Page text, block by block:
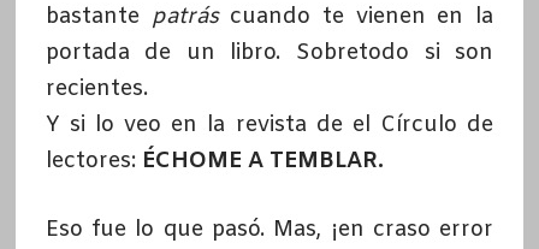
bastante patráscuando te vienen en la
portada de un libro. Sobretodo si son
recientes.
Y si lo veo en la revista de el Círculo de
lectores: ÉCHOME A TEMBLAR.
Eso fue lo que pasó. Mas, ¡en craso error